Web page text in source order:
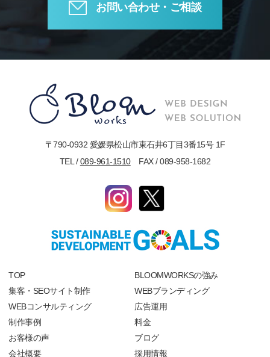
お問い合わせ・ご相談
〒790-0932 愛媛県松山市東石井6丁目3番15号 1F
TEL /089-961-1510FAX / 089-958-1682
TOP
BLOOMWORKSの強み
集客・SEOサイト制作
WEBブランディング
WEBコンサルティング
広告運用
制作事例
料金
お客様の声
ブログ
会社概要
採用情報